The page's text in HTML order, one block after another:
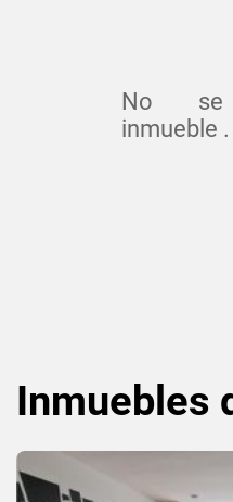
No se
inmueble .
Inmuebles